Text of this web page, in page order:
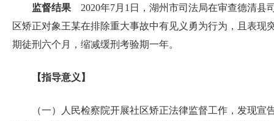
监督结果 2020年7月1日，湖州市司法局在审查德清县
区矫正对象王某在排除重大事故中有见义勇为行为，且表现
期徒刑六个月，缩减缓刑考验期一年。
【指导意义】
（一）人民检察院开展社区矫正法律监督工作，发现